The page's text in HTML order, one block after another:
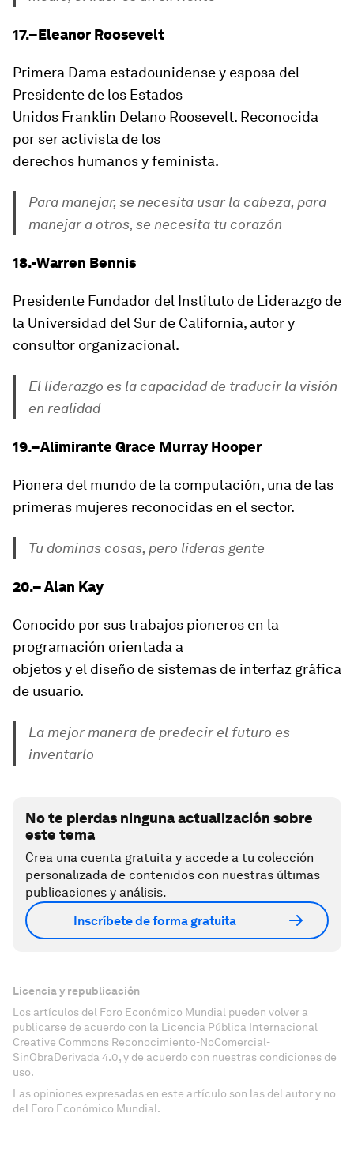
17.–Eleanor Roosevelt
Primera Dama estadounidense y esposa del
Presidente de los Estados
Unidos Franklin Delano Roosevelt. Reconocida
por ser activista de los
derechos humanos y feminista.
Para manejar, se necesita usar la cabeza, para
manejar a otros, se necesita tu corazón
18.-Warren Bennis
Presidente Fundador del Instituto de Liderazgo de
la Universidad del Sur de California, autor y
consultor organizacional.
El liderazgo es la capacidad de traducir la visión
en realidad
19.–Alimirante Grace Murray Hooper
Pionera del mundo de la computación, una de las
primeras mujeres reconocidas en el sector.
Tu dominas cosas, pero lideras gente
20.– Alan Kay
Conocido por sus trabajos pioneros en la
programación orientada a
objetos y el diseño de sistemas de interfaz gráfica
de usuario.
La mejor manera de predecir el futuro es
inventarlo
No te pierdas ninguna actualización sobre
este tema
Crea una cuenta gratuita y accede a tu colección
personalizada de contenidos con nuestras últimas
publicaciones y análisis.
Inscríbete de forma gratuita
Licencia y republicación
Los artículos del Foro Económico Mundial pueden volver a
publicarse de acuerdo con la Licencia Pública Internacional
Creative Commons Reconocimiento-NoComercial-
SinObraDerivada 4.0, y de acuerdo con nuestras condiciones de
uso.
Las opiniones expresadas en este artículo son las del autor y no
del Foro Económico Mundial.